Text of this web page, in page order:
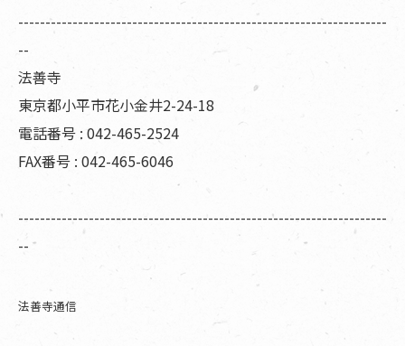
--------------------------------------------------------------------
--
法善寺
東京都小平市花小金井2-24-18
電話番号 : 042-465-2524
FAX番号 : 042-465-6046
--------------------------------------------------------------------
--
法善寺通信